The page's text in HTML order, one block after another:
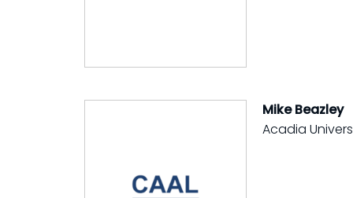
Mike Beazley
Acadia